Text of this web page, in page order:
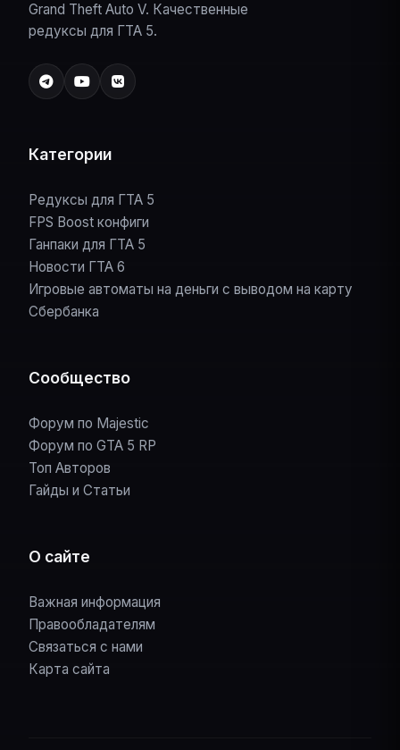
Grand Theft Auto V. Качественные
редуксы для ГТА 5.
Категории
Редуксы для ГТА 5
FPS Boost конфиги
Ганпаки для ГТА 5
Новости ГТА 6
Игровые автоматы на деньги с выводом на карту
Сбербанка
Сообщество
Форум по Majestic
Форум по GTA 5 RP
Топ Авторов
Гайды и Статьи
О сайте
Важная информация
Правообладателям
Связаться с нами
Карта сайта